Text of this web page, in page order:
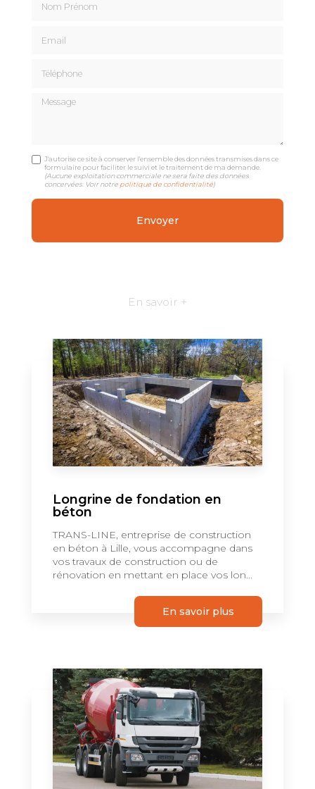
Message
J'autorise ce site à conserver l'ensemble des données transmises dans ce
formulaire pour faciliter le suivi et le traitement de ma demande.
(Aucune exploitation commerciale ne sera faite des données
concervées. Voir notre politique de confidentialité)
En savoir +
Longrine de fondation en
béton
TRANS-LINE, entreprise de construction
en béton à Lille, vous accompagne dans
vos travaux de construction ou de
rénovation en mettant en place vos lon...
En savoir plus